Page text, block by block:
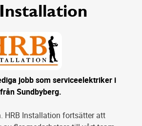
jobb som serviceelektriker i
Sundbyberg.
HRB Installation fortsätter att